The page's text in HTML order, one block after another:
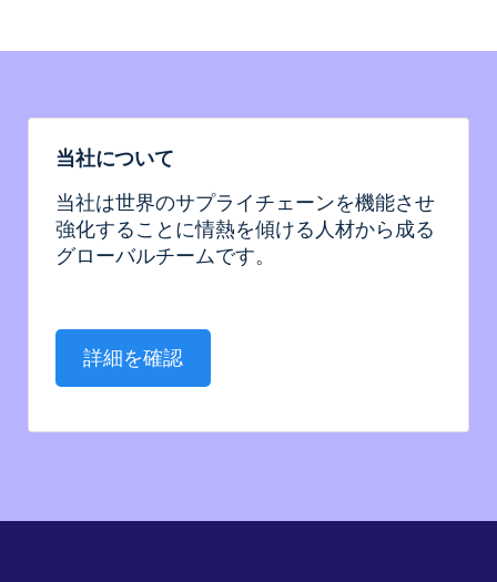
当社について
当社は世界のサプライチェーンを機能させ
強化することに情熱を傾ける人材から成る
グローバルチームです。
詳細を確認